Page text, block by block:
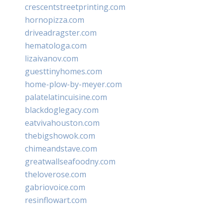
crescentstreetprinting.com
hornopizza.com
driveadragster.com
hematologa.com
lizaivanov.com
guesttinyhomes.com
home-plow-by-meyer.com
palatelatincuisine.com
blackdoglegacy.com
eatvivahouston.com
thebigshowok.com
chimeandstave.com
greatwallseafoodny.com
theloverose.com
gabriovoice.com
resinflowart.com